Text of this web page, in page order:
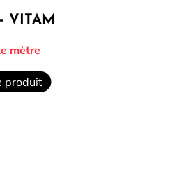
VITAM
mètre
produit